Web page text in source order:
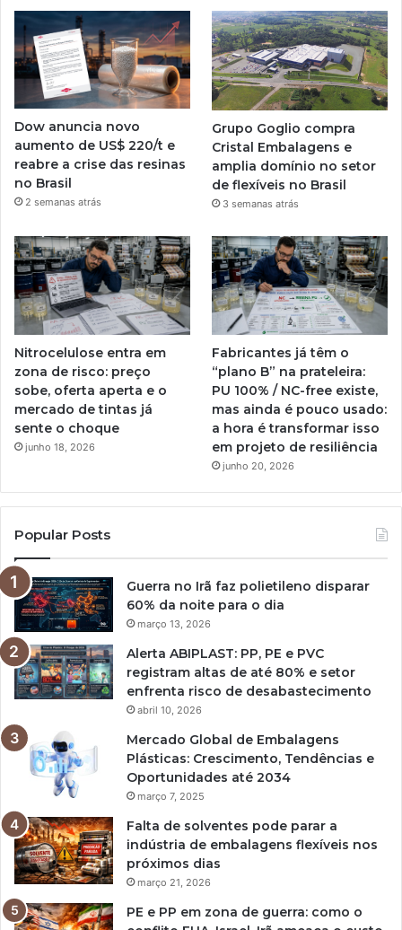
Dow anuncia novo
aumento de US$ 220/t e
reabre a crise das resinas
no Brasil
2 semanas atrás
Grupo Goglio compra
Cristal Embalagens e
amplia domínio no setor
de flexíveis no Brasil
3 semanas atrás
Nitrocelulose entra em
zona de risco: preço
sobe, oferta aperta e o
mercado de tintas já
sente o choque
junho 18, 2026
Fabricantes já têm o
“plano B” na prateleira:
PU 100% / NC-free existe,
mas ainda é pouco usado:
a hora é transformar isso
em projeto de resiliência
junho 20, 2026
Popular Posts
Guerra no Irã faz polietileno disparar
60% da noite para o dia
março 13, 2026
Alerta ABIPLAST: PP, PE e PVC
registram altas de até 80% e setor
enfrenta risco de desabastecimento
abril 10, 2026
Mercado Global de Embalagens
Plásticas: Crescimento, Tendências e
Oportunidades até 2034
março 7, 2025
Falta de solventes pode parar a
indústria de embalagens flexíveis nos
próximos dias
março 21, 2026
PE e PP em zona de guerra: como o